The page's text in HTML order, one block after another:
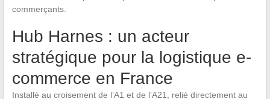
commerçants.
Hub Harnes : un acteur
stratégique pour la logistique e-
commerce en France
Installé au croisement de l’A1 et de l’A21, relié directement au